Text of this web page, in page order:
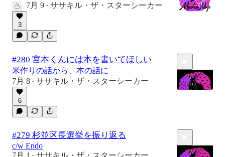
7月 9 • ササキル・ザ・スターシーカー
3
#280 宮本くんには本を書いてほしい
米作りの話から、本の話に
7月 8 • ササキル・ザ・スターシーカー
6
#279 杉並区長選挙を振り返る
c/w Endo